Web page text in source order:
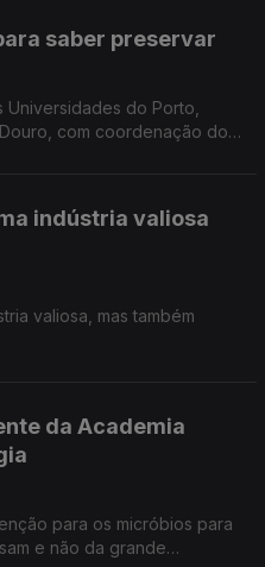
saber preservar
Universidades do Porto,
do
indústria valiosa
valiosa, mas também
da Academia
para os micróbios para
e não da grande